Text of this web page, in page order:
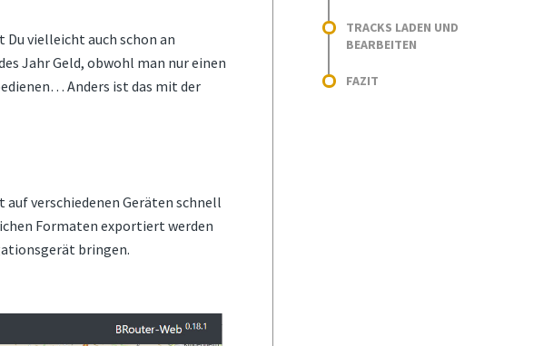
Du vielleicht auch schon an
Jahr Geld, obwohl man nur einen
Anders ist das mit der
verschiedenen Geräten schnell
Formaten exportiert werden
bringen.
TRACKS LADEN UND
BEARBEITEN
FAZIT